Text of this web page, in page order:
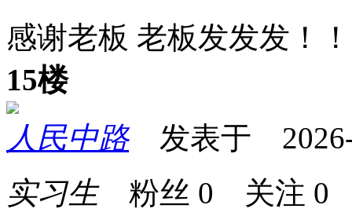
感谢老板 老板发发发！
15楼
人民中路发表于 2026-
实习生粉丝 0 关注 0